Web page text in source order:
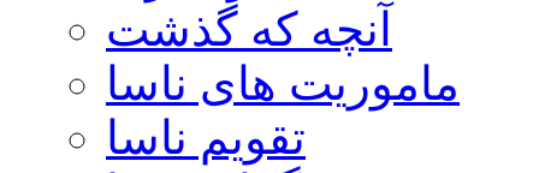
آنچه که گذشت
ماموریت های ناسا
تقویم ناسا